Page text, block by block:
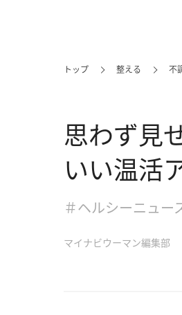
トップ 整える 不
思わず見
いい温活
＃ヘルシーニュー
マイナビウーマン編集部